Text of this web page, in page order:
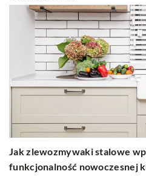
Jak zlewozmywaki stalowe
funkcjonalność nowoczesnej